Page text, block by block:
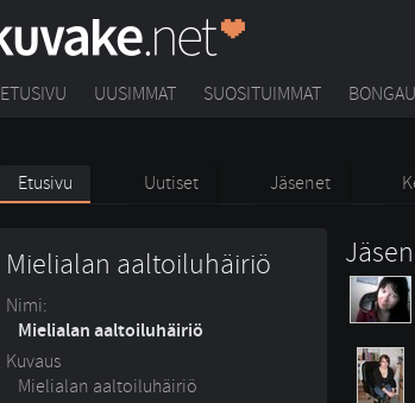
ETUSIVU UUSIMMAT SUOSITUIMMAT
Etusivu Uutiset Jäsenet
Mielialan aaltoiluhäiriö
Nimi:
Mielialan aaltoiluhäiriö
Kuvaus
Mielialan aaltoiluhäiriö